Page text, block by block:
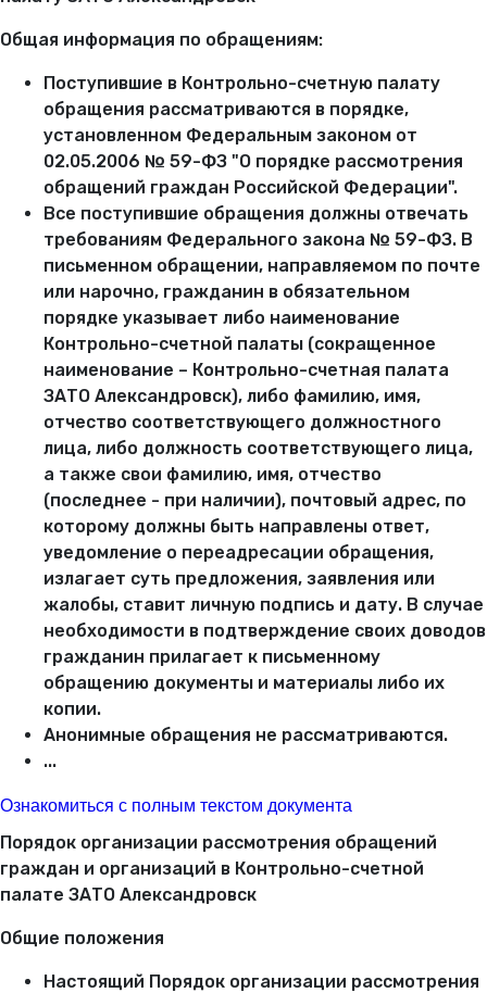
Общая информация по обращениям:
Поступившие в Контрольно-счетную палату
обращения рассматриваются в порядке,
установленном Федеральным законом от
02.05.2006 № 59-ФЗ "О порядке рассмотрения
обращений граждан Российской Федерации".
Все поступившие обращения должны отвечать
требованиям Федерального закона № 59-ФЗ. В
письменном обращении, направляемом по почте
или нарочно, гражданин в обязательном
порядке указывает либо наименование
Контрольно-счетной палаты (сокращенное
наименование – Контрольно-счетная палата
ЗАТО Александровск), либо фамилию, имя,
отчество соответствующего должностного
лица, либо должность соответствующего лица,
а также свои фамилию, имя, отчество
(последнее - при наличии), почтовый адрес, по
которому должны быть направлены ответ,
уведомление о переадресации обращения,
излагает суть предложения, заявления или
жалобы, ставит личную подпись и дату. В случае
необходимости в подтверждение своих доводов
гражданин прилагает к письменному
обращению документы и материалы либо их
копии.
Анонимные обращения не рассматриваются.
...
Ознакомиться с полным текстом документа
Порядок организации рассмотрения обращений
граждан и организаций в Контрольно-счетной
палате ЗАТО Александровск
Общие положения
Настоящий Порядок организации рассмотрения